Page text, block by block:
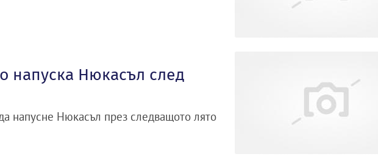
напуска Нюкасъл след
напусне Нюкасъл през следващото лято